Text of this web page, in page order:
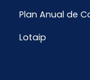
Plan Anual de
Lotaip